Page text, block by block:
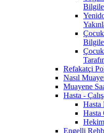
Refakatçi
Nasıl
Muayene
Hasta -
Hasta
Hasta
Engelli